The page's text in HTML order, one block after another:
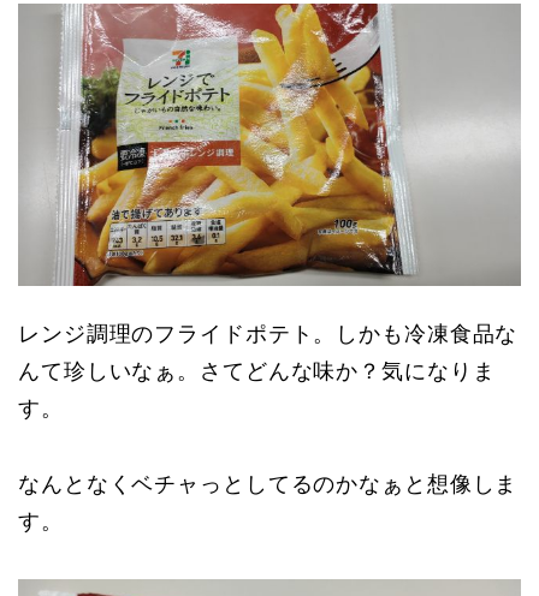
レンジ調理のフライドポテト。しかも冷凍食品な
んて珍しいなぁ。さてどんな味か？気になりま
す。
なんとなくベチャっとしてるのかなぁと想像しま
す。